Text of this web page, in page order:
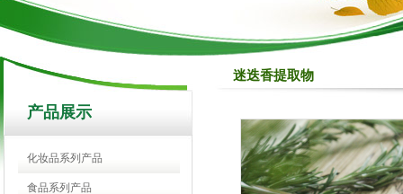
产品展示
化妆品系列产品
食品系列产品
迷迭香提取物